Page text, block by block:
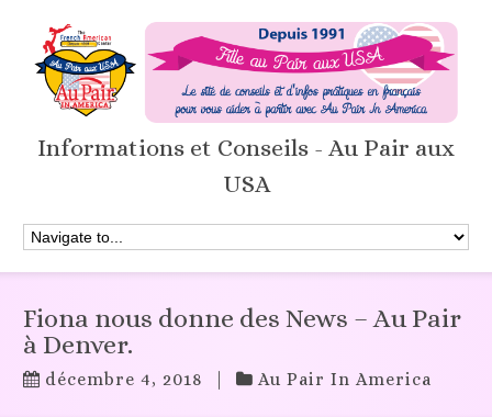
Informations et Conseils - Au Pair aux
USA
Fiona nous donne des News – Au Pair
à Denver.
décembre 4, 2018 Au Pair In America